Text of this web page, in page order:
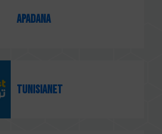
Apadana
Tunisianet